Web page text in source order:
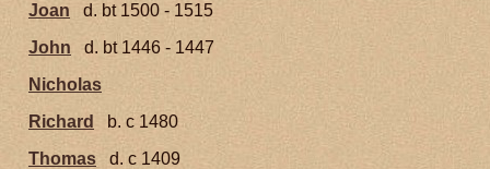
Joan
d. bt 1500 - 1515
John
d. bt 1446 - 1447
Nicholas
Richard
b. c 1480
Thomas
d. c 1409